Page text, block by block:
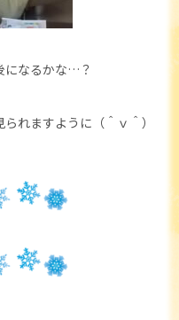
になるかな…？
れますように（＾ｖ＾）